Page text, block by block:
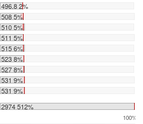
496.8 2%
508 5%
510 5%
511 5%
515 6%
523 8%
527 8%
531 9%
531 9%
2974 512%
100%